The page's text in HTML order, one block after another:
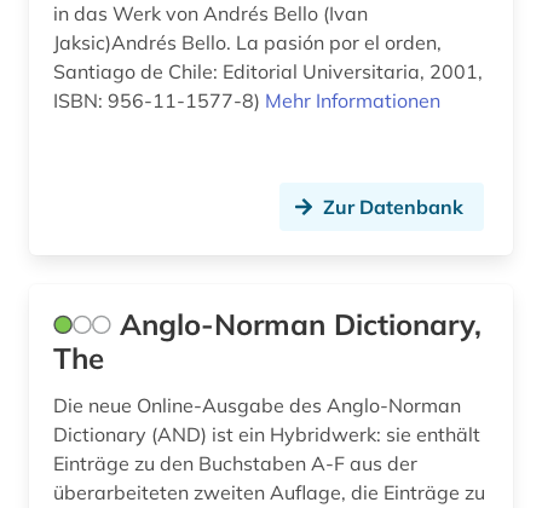
futurismus (1)
förderpreis für deutsche wissenschaftler im g.
w. leibniz-programm (1)
galicisch-portugiesisch (2)
galloromanistik (66)
garcía márquez (1)
in das Werk von Andrés Bello (Ivan
Jaksic)Andrés Bello. La pasión por el orden,
Santiago de Chile: Editorial Universitaria, 2001,
ISBN: 956-11-1577-8) Mehr Informationen
Zur Datenbank
Anglo-Norman Dictionary,
The
Die neue Online-Ausgabe des Anglo-Norman
Dictionary (AND) ist ein Hybridwerk: sie enthält
Einträge zu den Buchstaben A-F aus der
überarbeiteten zweiten Auflage, die Einträge zu